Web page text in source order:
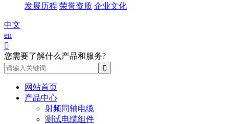
发展历程 荣誉资质 企业文化
中文
en

您需要了解什么产品和服务?
网站首页
产品中心
射频同轴电缆
测试电缆组件